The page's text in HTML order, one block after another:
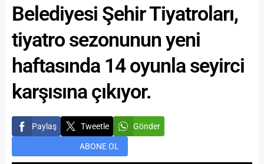
Belediyesi Şehir Tiyatroları,
tiyatro sezonunun yeni
haftasında 14 oyunla seyirci
karşısına çıkıyor.
Paylaş Tweetle Gönder
ABONE OL